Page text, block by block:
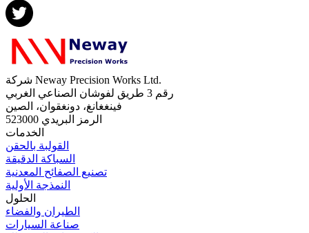
شركة Neway Precision Works Ltd.
رقم 3 طريق لفوشان الصناعي الغربي
فينغغانغ، دونغقوان، الصين
الرمز البريدي 523000
الخدمات
القولبة بالحقن
السباكة الدقيقة
تصنيع الصفائح المعدنية
النمذجة الأولية
الحلول
الطيران والفضاء
صناعة السيارات